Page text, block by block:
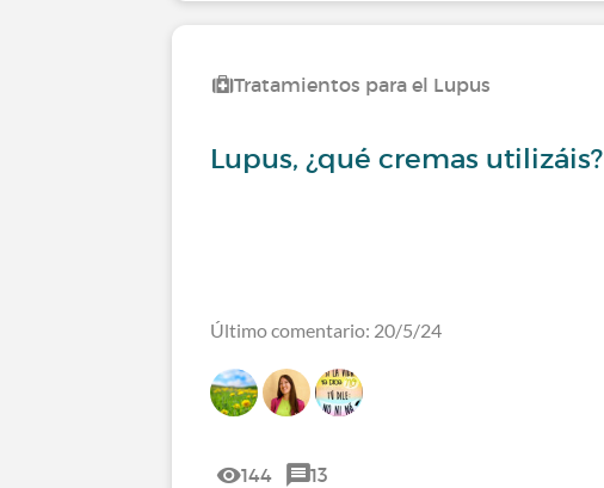
Tratamientos para el Lupus
Lupus, ¿qué cremas utilizáis?
Último comentario: 20/5/24
144 13